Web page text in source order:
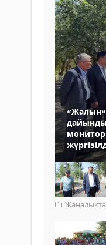
«Жалын»